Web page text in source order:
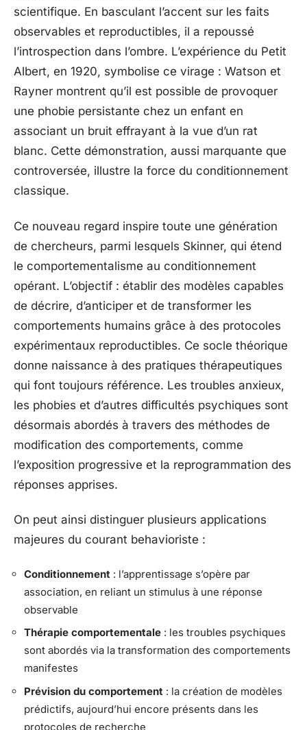
scientifique. En basculant l’accent sur les faits
observables et reproductibles, il a repoussé
l’introspection dans l’ombre. L’expérience du Petit
Albert, en 1920, symbolise ce virage : Watson et
Rayner montrent qu’il est possible de provoquer
une phobie persistante chez un enfant en
associant un bruit effrayant à la vue d’un rat
blanc. Cette démonstration, aussi marquante que
controversée, illustre la force du conditionnement
classique.
Ce nouveau regard inspire toute une génération
de chercheurs, parmi lesquels Skinner, qui étend
le comportementalisme au conditionnement
opérant. L’objectif : établir des modèles capables
de décrire, d’anticiper et de transformer les
comportements humains grâce à des protocoles
expérimentaux reproductibles. Ce socle théorique
donne naissance à des pratiques thérapeutiques
qui font toujours référence. Les troubles anxieux,
les phobies et d’autres difficultés psychiques sont
désormais abordés à travers des méthodes de
modification des comportements, comme
l’exposition progressive et la reprogrammation des
réponses apprises.
On peut ainsi distinguer plusieurs applications
majeures du courant behavioriste :
Conditionnement : l’apprentissage s’opère par
association, en reliant un stimulus à une réponse
observable
Thérapie comportementale : les troubles psychiques
sont abordés via la transformation des comportements
manifestes
Prévision du comportement : la création de modèles
prédictifs, aujourd’hui encore présents dans les
protocoles de recherche